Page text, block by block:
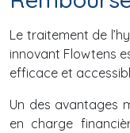
Le traitement de
innovant Flowtens
efficace et
Un des avantages
en charge